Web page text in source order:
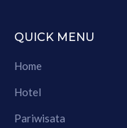
QUICK MENU
Home
Hotel
Pariwisata